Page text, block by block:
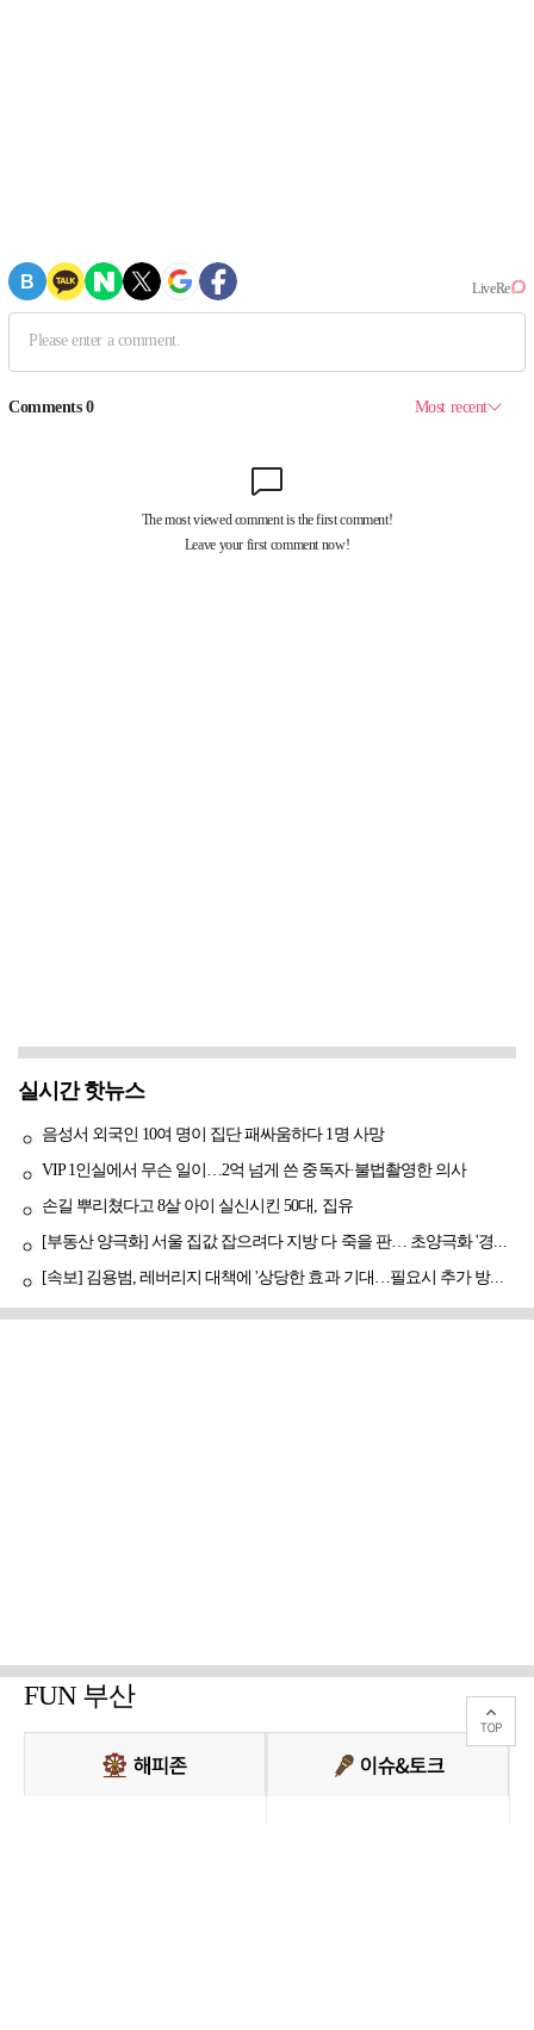
실시간 핫뉴스
음성서 외국인 10여 명이 집단 패싸움하다 1명 사망
VIP 1인실에서 무슨 일이…2억 넘게 쓴 중독자·불법촬영한 의사
손길 뿌리쳤다고 8살 아이 실신시킨 50대, 집유
[속보] 김용범, 레버리지 대책에 '상당한 효과 기대…필요시 추가 방안도 검토'
FUN 부산